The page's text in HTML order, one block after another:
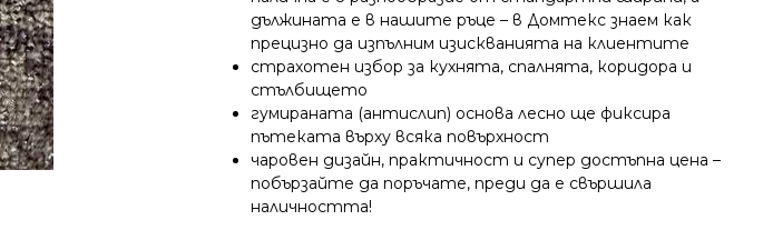
дължината е в нашите ръце – в Домтекс знаем как
прецизно да изпълним изискванията на клиентите
страхотен избор за кухнята, спалнята, коридора и
стълбището
гумираната (антислип) основа лесно ще фиксира
пътеката върху всяка повърхност
чаровен дизайн, практичност и супер достъпна цена –
побързайте да поръчате, преди да е свършила
наличността!